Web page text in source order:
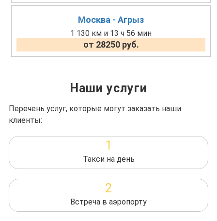
Москва - Агрыз
1 130 км и 13 ч 56 мин
от 28250 руб.
Наши услуги
Перечень услуг, которые могут заказать наши
клиенты:
1
Такси на день
2
Встреча в аэропорту